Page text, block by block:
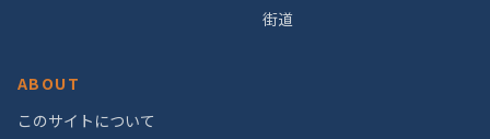
街道
ABOUT
このサイトについて